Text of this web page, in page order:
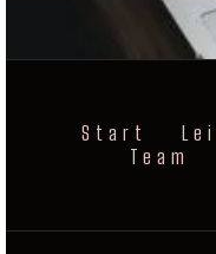
Start
Team